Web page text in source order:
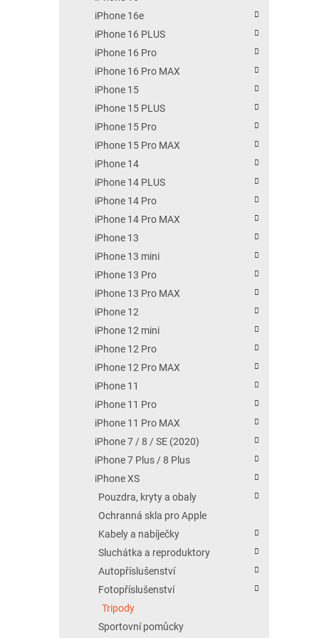
iPhone 16e
iPhone 16 PLUS
iPhone 16 Pro
iPhone 16 Pro MAX
iPhone 15
iPhone 15 PLUS
iPhone 15 Pro
iPhone 15 Pro MAX
iPhone 14
iPhone 14 PLUS
iPhone 14 Pro
iPhone 14 Pro MAX
iPhone 13
iPhone 13 mini
iPhone 13 Pro
iPhone 13 Pro MAX
iPhone 12
iPhone 12 mini
iPhone 12 Pro
iPhone 12 Pro MAX
iPhone 11
iPhone 11 Pro
iPhone 11 Pro MAX
iPhone 7 / 8 / SE (2020)
iPhone 7 Plus / 8 Plus
iPhone XS
Pouzdra, kryty a obaly
Ochranná skla pro Apple
Kabely a nabíječky
Sluchátka a reproduktory
Autopříslušenství
Fotopříslušenství
Tripody
Sportovní pomůcky